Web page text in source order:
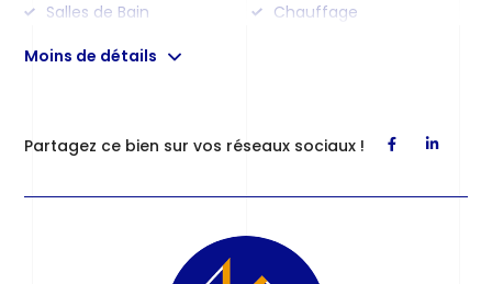
Salles de Bain
Chauffage
Cuisine
Moins de détails
Partagez ce bien sur vos réseaux sociaux !